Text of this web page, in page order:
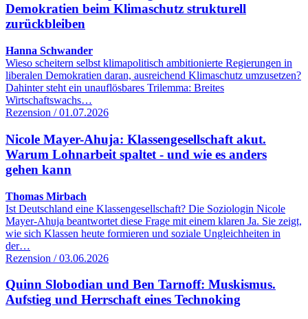
Demokratien beim Klimaschutz strukturell
zurückbleiben
Hanna Schwander
Wieso scheitern selbst klimapolitisch ambitionierte Regierungen in
liberalen Demokratien daran, ausreichend Klimaschutz umzusetzen?
Dahinter steht ein unauflösbares Trilemma: Breites
Wirtschaftswachs…
Rezension / 01.07.2026
Nicole Mayer-Ahuja: Klassengesellschaft akut.
Warum Lohnarbeit spaltet - und wie es anders
gehen kann
Thomas Mirbach
Ist Deutschland eine Klassengesellschaft? Die Soziologin Nicole
Mayer-Ahuja beantwortet diese Frage mit einem klaren Ja. Sie zeigt,
wie sich Klassen heute formieren und soziale Ungleichheiten in
der…
Rezension / 03.06.2026
Quinn Slobodian und Ben Tarnoff: Muskismus.
Aufstieg und Herrschaft eines Technoking